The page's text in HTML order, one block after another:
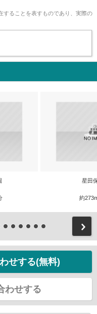
ることを表すものであり、実際の
星田
約
せする(無料)
わせする